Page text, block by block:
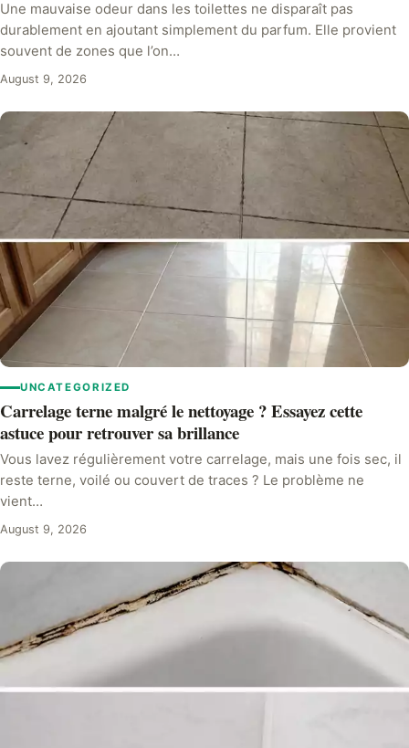
Une mauvaise odeur dans les toilettes ne disparaît pas
durablement en ajoutant simplement du parfum. Elle provient
souvent de zones que l’on…
August 9, 2026
UNCATEGORIZED
Carrelage terne malgré le nettoyage ? Essayez cette
astuce pour retrouver sa brillance
Vous lavez régulièrement votre carrelage, mais une fois sec, il
reste terne, voilé ou couvert de traces ? Le problème ne
vient…
August 9, 2026